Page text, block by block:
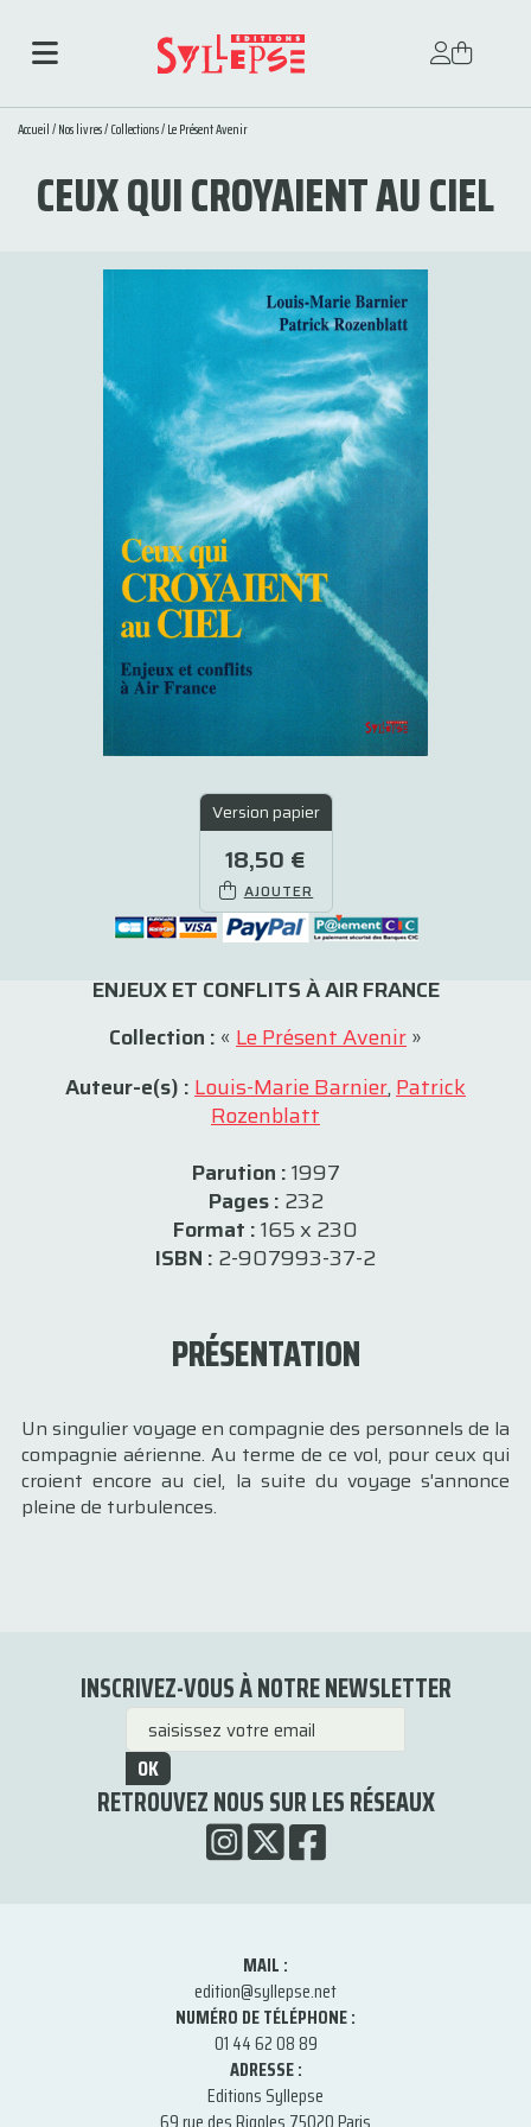
Accueil/Nos livres/Collections/Le Présent Avenir
CEUX QUI CROYAIENT AU CIEL
Version papier
18,50 €
AJOUTER
ENJEUX ET CONFLITS À AIR FRANCE
Collection : « Le Présent Avenir»
Auteur-e(s) :Louis-Marie Barnier,Patrick
Rozenblatt
Parution :1997
Pages : 232
Format :165 x 230
ISBN : 2-907993-37-2
PRÉSENTATION
Un singulier voyage en compagnie des personnels de la
compagnie aérienne. Au terme de ce vol, pour ceux qui
croient encore au ciel, la suite du voyage s'annonce
pleine de turbulences.
INSCRIVEZ-VOUS À NOTRE NEWSLETTER
OK
RETROUVEZ NOUS SUR LES RÉSEAUX
MAIL :
edition@syllepse.net
NUMÉRO DE TÉLÉPHONE :
01 44 62 08 89
ADRESSE :
Editions Syllepse